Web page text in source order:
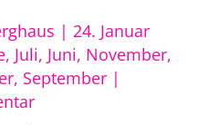
| 24. Januar
, Juli, Juni, November,
, September|